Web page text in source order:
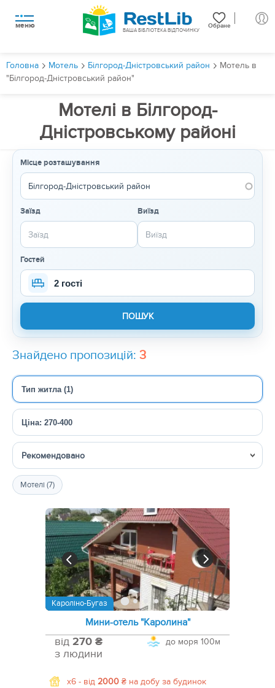
меню Обране
ВАША БІБЛІОТЕКА ВІДПОЧИНКУ
Головна Мотель Білгород-Дністровський район
Мотель в
"Білгород-Дністровський район"
Мотелі в Білгород-
Дністровському районі
Місце розташування
Заїзд Виїзд
Гостей
2 гості
Знайдено пропозицій: 3
Тип житла (1)
Ціна: 270-400
Сортувати
Мотелі (7)
Кароліно-Бугаз
Мини-отель "Каролина"
до моря 100м
від 270 ₴
з людини
x6 - від 2000 ₴ на добу за будинок